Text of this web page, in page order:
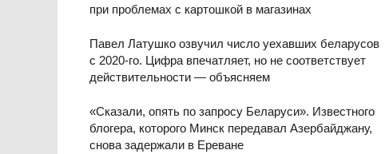
при проблемах с картошкой в магазинах
Павел Латушко озвучил число уехавших беларусов
с 2020-го. Цифра впечатляет, но не соответствует
действительности — объясняем
«Сказали, опять по запросу Беларуси». Известного
блогера, которого Минск передавал Азербайджану,
снова задержали в Ереване